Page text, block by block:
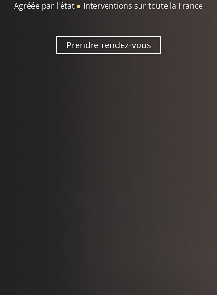
Agréée par l'état ● Interventions sur toute la France
Prendre rendez-vous